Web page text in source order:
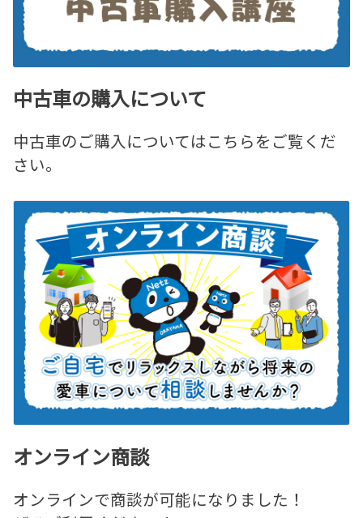
中古車の購入について
中古車のご購入についてはこちらをご覧くだ
さい。
オンライン商談
オンラインで商談が可能になりました！